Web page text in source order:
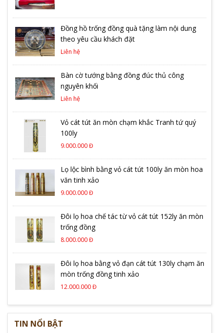
Đồng hồ trống đồng quà tặng làm nội dung
theo yêu cầu khách đặt
Liên hệ
Bàn cờ tướng bằng đồng đúc thủ công
nguyên khối
Liên hệ
Vỏ cát tút ăn mòn chạm khắc Tranh tứ quý
100ly
9.000.000 Đ
Lọ lộc bình bằng vỏ cát tút 100ly ăn mòn hoa
văn tinh xảo
9.000.000 Đ
Đôi lọ hoa chế tác từ vỏ cát tút 152ly ăn mòn
trống đồng
8.000.000 Đ
Đôi lọ hoa bằng vỏ đạn cát tút 130ly chạm ăn
mòn trống đồng tinh xảo
12.000.000 Đ
TIN NỔI BẬT